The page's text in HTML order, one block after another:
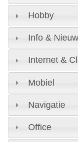
Hobby
Info &
Internet &
Mobiel
Navigatie
Office